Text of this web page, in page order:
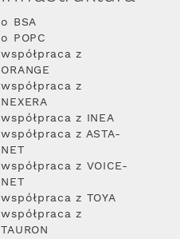
o BSA
o POPC
współpraca z
ORANGE
współpraca z
NEXERA
współpraca z INEA
współpraca z ASTA-
NET
współpraca z VOICE-
NET
współpraca z TOYA
współpraca z
TAURON